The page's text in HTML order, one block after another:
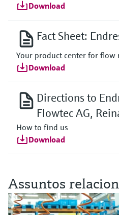
Download
Fact Sheet:
Your product center for flow
Download
Directions to
Flowtec AG,
How to find us
Download
Assuntos